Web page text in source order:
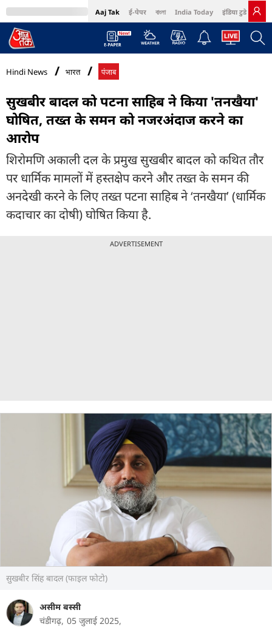
Aaj Tak ई-पेपर বাংলা India Today इंडिया टुडे हिंदी
MumbaiTak Cosmopolitan Harper's Bazaar Northeast
Hindi News भारत पंजाब
सुखबीर बादल को पटना साहिब ने किया 'तनखैया'
घोषित, तख्त के समन को नजरअंदाज करने का
आरोप
शिरोमणि अकाली दल के प्रमुख सुखबीर बादल को कथित तौर
पर धार्मिक मामलों में हस्तक्षेप करने और तख्त के समन की
अनदेखी करने के लिए तख्त पटना साहिब ने ‘तनखैया’ (धार्मिक
कदाचार का दोषी) घोषित किया है.
ADVERTISEMENT
सुखबीर सिंह बादल (फाइल फोटो)
असीम बस्सी
चंडीगढ़, 05 जुलाई 2025,